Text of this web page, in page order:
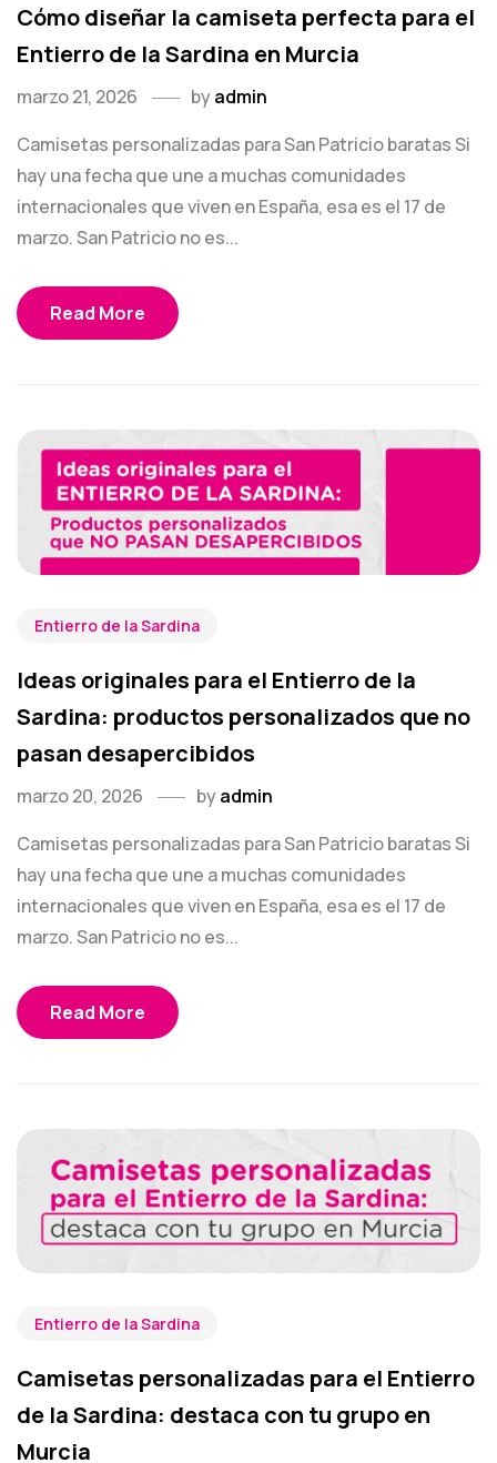
Cómo diseñar la camiseta perfecta para el
Entierro de la Sardina en Murcia
marzo 21, 2026 byadmin
Camisetas personalizadas para San Patricio baratas Si
hay una fecha que une a muchas comunidades
internacionales que viven en España, esa es el 17 de
marzo. San Patricio no es...
Read More
Entierro de la Sardina
Ideas originales para el Entierro de la
Sardina: productos personalizados que no
pasan desapercibidos
marzo 20, 2026 byadmin
Camisetas personalizadas para San Patricio baratas Si
hay una fecha que une a muchas comunidades
internacionales que viven en España, esa es el 17 de
marzo. San Patricio no es...
Read More
Entierro de la Sardina
Camisetas personalizadas para el Entierro
de la Sardina: destaca con tu grupo en
Murcia